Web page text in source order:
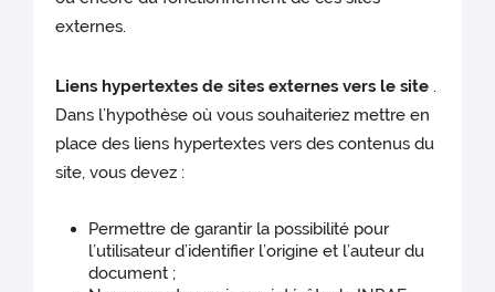
externes.
Liens hypertextes de sites externes vers le site .
Dans l’hypothèse où vous souhaiteriez mettre en
place des liens hypertextes vers des contenus du
site, vous devez :
Permettre de garantir la possibilité pour
l’utilisateur d’identifier l’origine et l’auteur du
document ;